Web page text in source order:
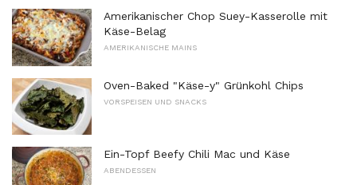
Amerikanischer Chop Suey-Kasserolle mit
Käse-Belag
AMERIKANISCHE MAINS
Oven-Baked "Käse-y" Grünkohl Chips
VORSPEISEN UND SNACKS
Ein-Topf Beefy Chili Mac und Käse
ABENDESSEN